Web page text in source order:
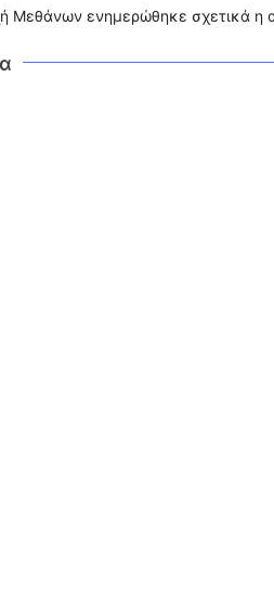
Μεθάνων ενημερώθηκε σχετικά η